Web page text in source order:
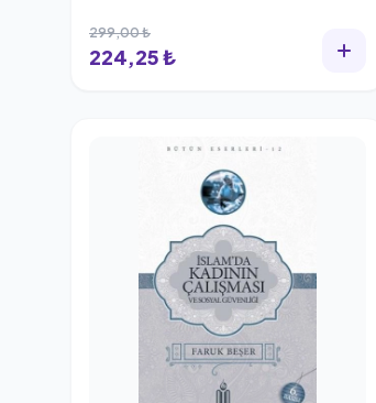
299,00 ₺
224,25 ₺